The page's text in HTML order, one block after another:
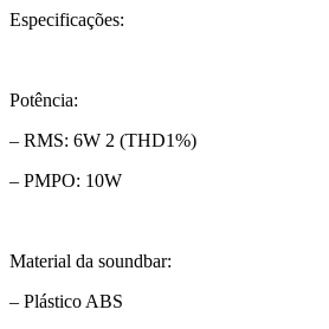
Especificações:
Potência:
– RMS: 6W 2 (THD1%)
– PMPO: 10W
Material da soundbar:
– Plástico ABS